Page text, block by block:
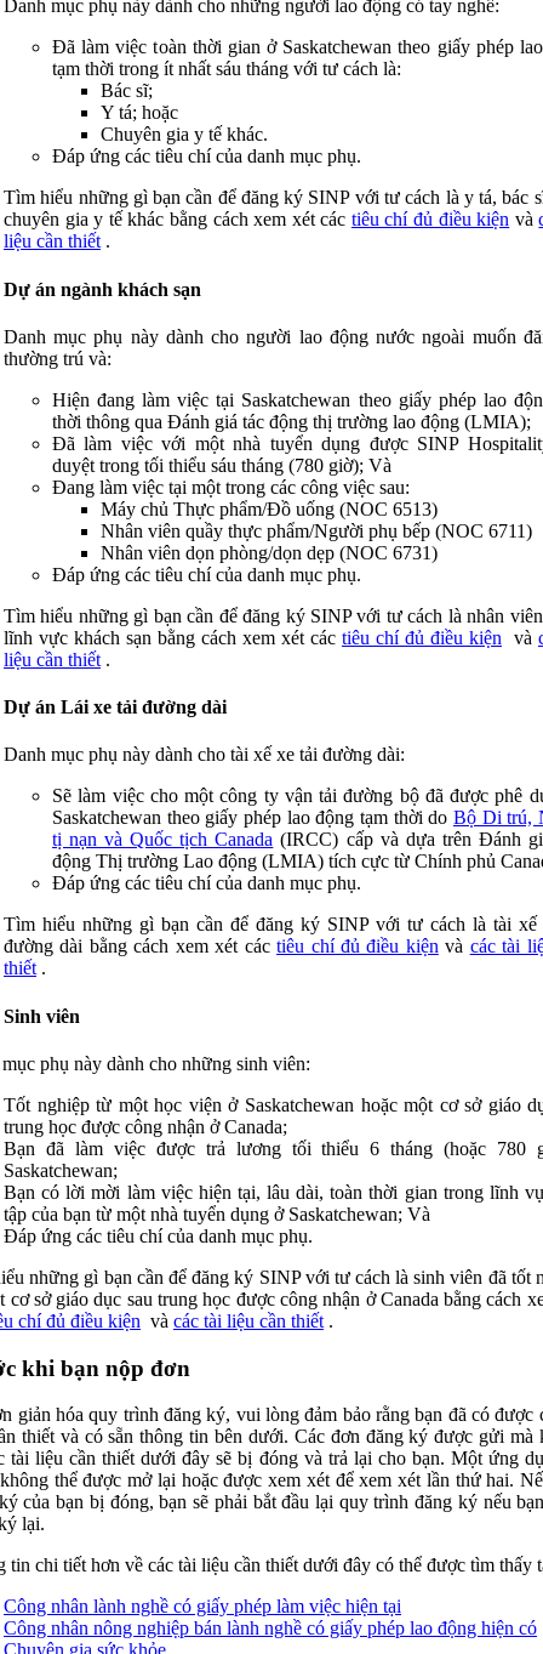
Danh mục phụ này dành cho những người lao động có tay nghề:
Đã làm việc toàn thời gian ở Saskatchewan theo giấy phép
tạm thời trong ít nhất sáu tháng với tư cách là:
Bác sĩ;
Y tá; hoặc
Chuyên gia y tế khác.
Đáp ứng các tiêu chí của danh mục phụ.
Tìm hiểu những gì bạn cần để đăng ký SINP với tư cách là y tá, bác
chuyên gia y tế khác bằng cách xem xét các tiêu chí đủ điều kiện và
liệu cần thiết.
Dự án ngành khách sạn
Danh mục phụ này dành cho người lao động nước ngoài muốn
thường trú và:
Hiện đang làm việc tại Saskatchewan theo giấy phép lao
thời thông qua Đánh giá tác động thị trường lao động (LMIA);
Đã làm việc với một nhà tuyển dụng được SINP
duyệt trong tối thiểu sáu tháng (780 giờ); Và
Đang làm việc tại một trong các công việc sau:
Máy chủ Thực phẩm/Đồ uống (NOC 6513)
Nhân viên quầy thực phẩm/Người phụ bếp (NOC 6711)
Nhân viên dọn phòng/dọn dẹp (NOC 6731)
Đáp ứng các tiêu chí của danh mục phụ.
Tìm hiểu những gì bạn cần để đăng ký SINP với tư cách là nhân
lĩnh vực khách sạn bằng cách xem xét các tiêu chí đủ điều kiện và
liệu cần thiết .
Dự án Lái xe tải đường dài
Danh mục phụ này dành cho tài xế xe tải đường dài:
Sẽ làm việc cho một công ty vận tải đường bộ đã được phê
Saskatchewan theo giấy phép lao động tạm thời do Bộ Di trú,
tị nạn và Quốc tịch Canada (IRCC) cấp và dựa trên Đánh
động Thị trường Lao động (LMIA) tích cực từ Chính phủ
Đáp ứng các tiêu chí của danh mục phụ.
Tìm hiểu những gì bạn cần để đăng ký SINP với tư cách là tài xế
đường dài bằng cách xem xét cáctiêu chí đủ điều kiệnvà các tài
thiết.
Sinh viên
phụ này dành cho những sinh viên:
Tốt nghiệp từ một học viện ở Saskatchewan hoặc một cơ sở giáo
trung học được công nhận ở Canada;
Bạn đã làm việc được trả lương tối thiểu 6 tháng (hoặc 780
Saskatchewan;
Bạn có lời mời làm việc hiện tại, lâu dài, toàn thời gian trong lĩnh
tập của bạn từ một nhà tuyển dụng ở Saskatchewan; Và
Đáp ứng các tiêu chí của danh mục phụ.
những gì bạn cần để đăng ký SINP với tư cách là sinh viên đã tốt
cơ sở giáo dục sau trung học được công nhận ở Canada bằng cách
chí đủ điều kiện và các tài liệu cần thiết .
khi bạn nộp đơn
giản hóa quy trình đăng ký, vui lòng đảm bảo rằng bạn đã có được
thiết và có sẵn thông tin bên dưới. Các đơn đăng ký được gửi mà
tài liệu cần thiết dưới đây sẽ bị đóng và trả lại cho bạn. Một ứng
thể được mở lại hoặc được xem xét để xem xét lần thứ hai.
của bạn bị đóng, bạn sẽ phải bắt đầu lại quy trình đăng ký nếu
lại.
tin chi tiết hơn về các tài liệu cần thiết dưới đây có thể được tìm thấy
Công nhân lành nghề có giấy phép làm việc hiện tại
Công nhân nông nghiệp bán lành nghề có giấy phép lao động hiện có